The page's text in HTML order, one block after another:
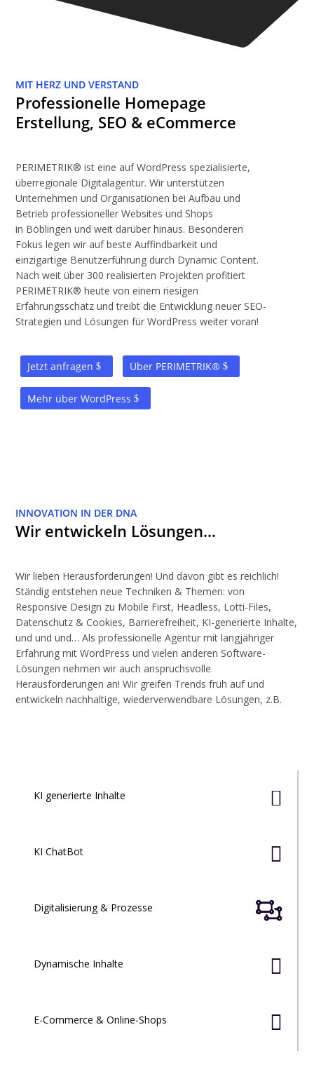
MIT HERZ UND VERSTAND
Professionelle Homepage
Erstellung, SEO & eCommerce
PERIMETRIK® ist eine auf WordPress spezialisierte,
überregionale Digitalagentur. Wir unterstützen
Unternehmen und Organisationen bei Aufbau und
Betrieb professioneller Websites und Shops
in Böblingen und weit darüber hinaus. Besonderen
Fokus legen wir auf beste Auffindbarkeit und
einzigartige Benutzerführung durch Dynamic Content.
Nach weit über 300 realisierten Projekten profitiert
PERIMETRIK® heute von einem riesigen
Erfahrungsschatz und treibt die Entwicklung neuer SEO-
Strategien und Lösungen für WordPress weiter voran!
Jetzt anfragen Über PERIMETRIK®
Mehr über WordPress
INNOVATION IN DER DNA
Wir entwickeln Lösungen…
Wir lieben Herausforderungen! Und davon gibt es reichlich!
Ständig entstehen neue Techniken & Themen: von
Responsive Design zu Mobile First, Headless, Lotti-Files,
Datenschutz & Cookies, Barrierefreiheit, KI-generierte Inhalte,
und und und… Als professionelle Agentur mit langjähriger
Erfahrung mit WordPress und vielen anderen Software-
Lösungen nehmen wir auch anspruchsvolle
Herausforderungen an! Wir greifen Trends früh auf und
entwickeln nachhaltige, wiederverwendbare Lösungen, z.B.

KI generierte Inhalte

KI ChatBot

Digitalisierung & Prozesse

Dynamische Inhalte

E-Commerce & Online-Shops